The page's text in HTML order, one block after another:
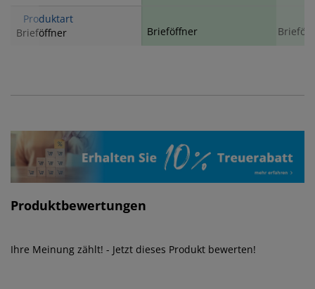
Produktart
Brieföffner
Brieföffner
Produktbewertungen
Ihre Meinung zählt! - Jetzt dieses Produkt bewerten!